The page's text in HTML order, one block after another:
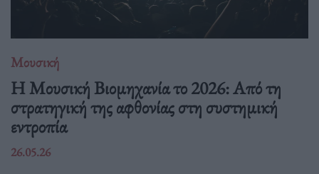
Μουσική
Η Μουσική Βιομηχανία το 2026: Από τη
στρατηγική της αφθονίας στη συστημική
εντροπία
26.05.26